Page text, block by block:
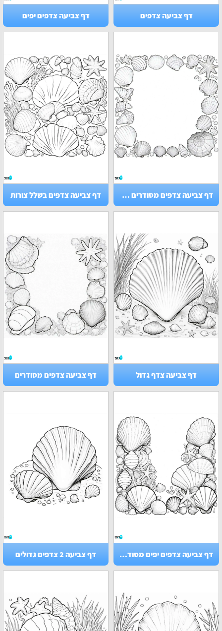
דף צביעה צדפים דף צביעה צדפים יפים
דף צביעה צדפים מסודרים במסגרת דף צביעה צדפים בשלל צורות
דף צביעה צדף גדול דף צביעה צדפים מסודרים
דף צביעה צדפים יפים מסודרים דף צביעה 2 צדפים גדולים